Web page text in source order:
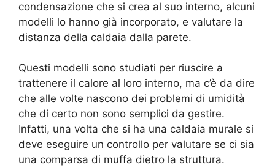
condensazione che si crea al suo interno, alcuni
modelli lo hanno già incorporato, e valutare la
distanza della caldaia dalla parete.
Questi modelli sono studiati per riuscire a
trattenere il calore al loro interno, ma c’è da dire
che alle volte nascono dei problemi di umidità
che di certo non sono semplici da gestire.
Infatti, una volta che si ha una caldaia murale si
deve eseguire un controllo per valutare se ci sia
una comparsa di muffa dietro la struttura.